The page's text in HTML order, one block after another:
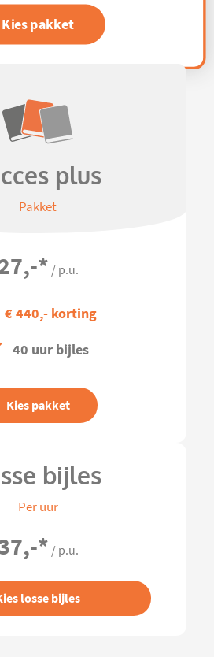
Kies pakket
plus
Pakket
* / p.u.
€ 440,- korting
40 uur bijles
Kies pakket
bijles
Per uur
* / p.u.
losse bijles